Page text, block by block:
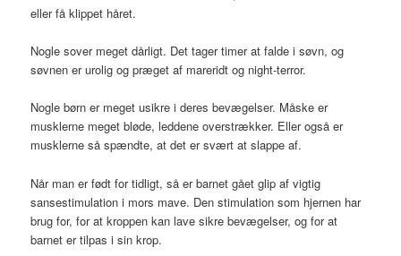
eller få klippet håret.
Nogle sover meget dårligt. Det tager timer at falde i søvn, og
søvnen er urolig og præget af mareridt og night-terror.
Nogle børn er meget usikre i deres bevægelser. Måske er
musklerne meget bløde, leddene overstrækker. Eller også er
musklerne så spændte, at det er svært at slappe af.
Når man er født for tidligt, så er barnet gået glip af vigtig
sansestimulation i mors mave. Den stimulation som hjernen har
brug for, for at kroppen kan lave sikre bevægelser, og for at
barnet er tilpas i sin krop.